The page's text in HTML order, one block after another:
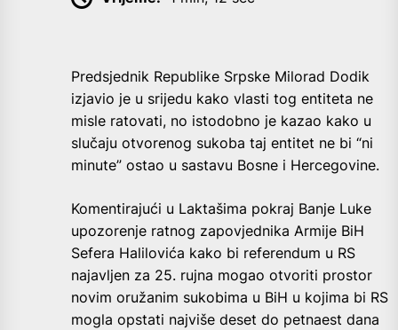
Predsjednik Republike Srpske Milorad Dodik
izjavio je u srijedu kako vlasti tog entiteta ne
misle ratovati, no istodobno je kazao kako u
slučaju otvorenog sukoba taj entitet ne bi “ni
minute” ostao u sastavu Bosne i Hercegovine.
Komentirajući u Laktašima pokraj Banje Luke
upozorenje ratnog zapovjednika Armije BiH
Sefera Halilovića kako bi referendum u RS
najavljen za 25. rujna mogao otvoriti prostor
novim oružanim sukobima u BiH u kojima bi RS
mogla opstati najviše deset do petnaest dana